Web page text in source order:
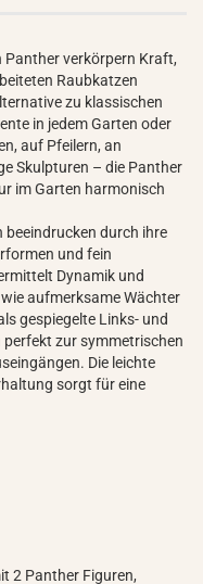
Panther verkörpern Kraft,
Raubkatzen
zu klassischen
in jedem Garten oder
auf Pfeilern, an
Skulpturen – die Panther
im Garten harmonisch
beeindrucken durch ihre
und fein
Dynamik und
aufmerksame Wächter
gespiegelte Links- und
zur symmetrischen
Die leichte
sorgt für eine
2 Panther Figuren,